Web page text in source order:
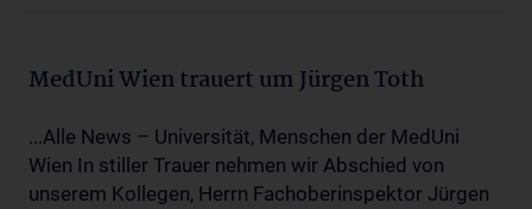
MedUni Wien trauert um Jürgen Toth
...Alle News – Universität, Menschen der MedUni
Wien In stiller Trauer nehmen wir Abschied von
unserem Kollegen, Herrn Fachoberinspektor Jürgen